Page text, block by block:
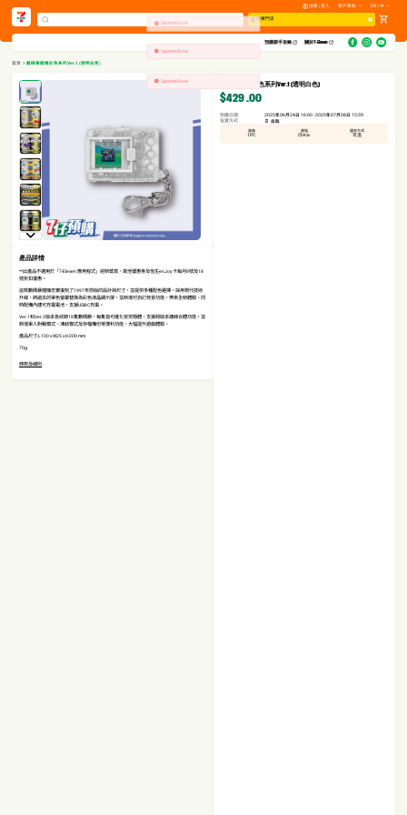
註冊 | 登入 客戶幫助 EN | 中
選擇門店
預購新手攻略​ 關於7-Eleven
首頁 >數碼暴龍機彩色系列Ver.1 (透明白色)
產品詳情
**此產品不適用於「7-Eleven 應用程式」迎新獎賞、其他優惠劵及恆生enJoy 卡每月8號及18
號折扣優惠。
這款數碼暴龍機忠實復刻了1997年原版的設計與尺寸，並提供多種配色選擇。採用現代技術
升級，將過去的單色螢幕替換為彩色液晶顯示屏，並新增可自訂背景功能，帶來全新體驗。同
時配備內建可充電電池，支援USB-C充電。
Ver.1和Ver.2版本各收錄18隻數碼獸，每隻皆可進化至究極體。支援跨版本連線合體功能，並
新增單人對戰模式、凍結模式及存檔備份等便利功能，大幅提升遊戲體驗。
產品尺寸:L100 x W25 x H200 mm
70g
條款及細則
數碼暴龍機彩色系列Ver.1 (透明白色)
$429.00
預購日期
2025年06月24日 16:00 - 2025年07月08日 15:59
送貨方式
自取
規格
1PC
產地
China
儲存方式
常溫
System Error
System Error